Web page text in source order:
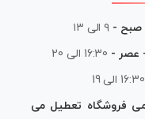
صبح - ۹ الی ۱۳
- عصر - 16:30 الی 20
16:30 الی 19
فروشگاه تعطیل می